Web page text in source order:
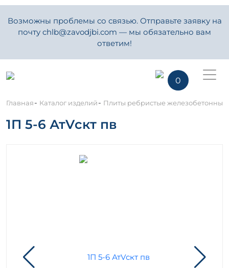
Возможны проблемы со связью. Отправьте заявку на
почту chlb@zavodjbi.com — мы обязательно вам
ответим!
0
Главная- Каталог изделий- Плиты ребристые железобетонные
1П 5-6 АтVскт пв